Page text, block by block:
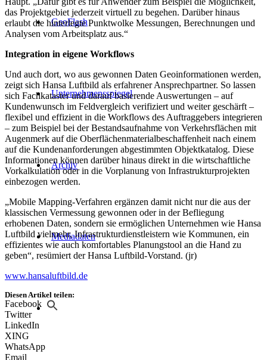
GeoFlash
Unternehmensspiegel
Archiv
Mediadaten
das Projektgebiet jederzeit virtuell zu begehen. Darüber hinaus
erlaubt die hinterlegte Punktwolke Messungen, Berechnungen und
Analysen vom Arbeitsplatz aus.“
Integration in eigene Workflows
Und auch dort, wo aus gewonnen Daten Geoinformationen werden,
zeigt sich Hansa Luftbild als erfahrener Ansprechpartner. So lassen
sich Fachkataster und darauf basierende Auswertungen – auf
Kundenwunsch im Feldvergleich verifiziert und weiter geschärft –
flexibel und effizient in die Workflows des Auftraggebers integrieren
– zum Beispiel bei der Bestandsaufnahme von Verkehrsflächen mit
Augenmerk auf die Oberflächenmaterialbeschaffenheit nach einem
auf die Kundenanforderungen abgestimmten Objektkatalog. Diese
Informationen können darüber hinaus direkt in die wirtschaftliche
Vorkalkulation oder in die Vorplanung von Infrastrukturprojekten
einbezogen werden.
„Mobile Mapping-Verfahren ergänzen damit nicht nur die aus der
klassischen Vermessung gewonnen oder in der Befliegung
erhobenen Daten, sondern sie ermöglichen Unternehmen wie Hansa
Luftbild vielmehr, Infrastrukturdienstleistern wie Kommunen, ein
effizientes wie auch komfortables Planungstool an die Hand zu
geben“, resümiert der Hansa Luftbild-Vorstand. (jr)
www.hansaluftbild.de
Diesen Artikel teilen:
Facebook
Twitter
LinkedIn
XING
WhatsApp
Email